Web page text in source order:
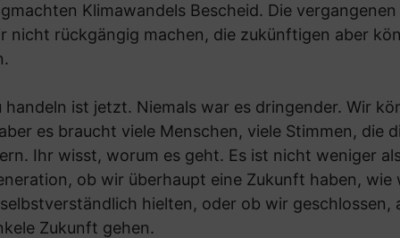
Klimawandels Bescheid. Die vergangenen
nicht rückgängig machen, die zukünftigen aber
handeln ist jetzt. Niemals war es dringender. Wir
es braucht viele Menschen, viele Stimmen, die
Ihr wisst, worum es geht. Es ist nicht weniger
ob wir überhaupt eine Zukunft haben, wie
hielten, oder ob wir geschlossen,
Zukunft gehen.